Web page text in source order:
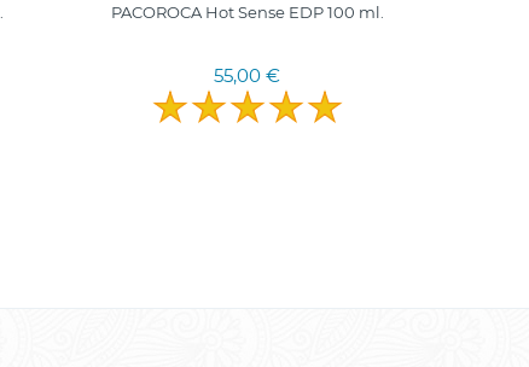
PACOROCA Hot Sense EDP 100 ml.
55,00 €